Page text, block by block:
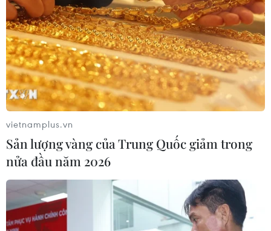
thẳng khi lái xe, không lo va quệt bị hỏng hóc
phải sửa chữa xe, giảm được chi phí đổ xăng,
cầu đường và các khoản phát sinh khác./.
(TTXVN/Vietnam+)
vietnamplus.vn
Sản lượng vàng của Trung Quốc giảm trong
nửa đầu năm 2026